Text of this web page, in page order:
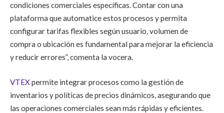
condiciones comerciales específicas. Contar con una
plataforma que automatice estos procesos y permita
configurar tarifas flexibles según usuario, volumen de
compra o ubicación es fundamental para mejorar la eficiencia
y reducir errores”, comenta la vocera.
VTEXpermite integrar procesos como la gestión de
inventarios y políticas de precios dinámicos, asegurando que
las operaciones comerciales sean más rápidas y eficientes.